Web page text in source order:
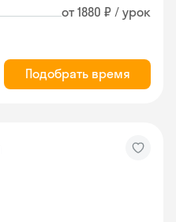
от 1880 ₽ / урок
Подобрать время